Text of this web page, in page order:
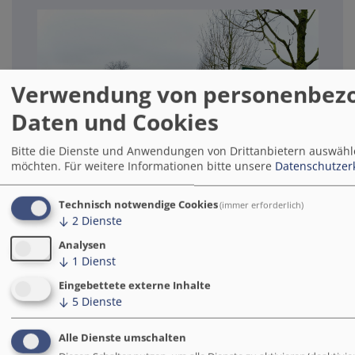
Auch im ländlichen Raum um Utrecht ist die
Fahrradinfrastruktur gut ausgebaut und die
Geschwindigkeiten des motorisierten Individualverkehrs sind
an die Sicherheit angepasst
https://qimby.net/image/Fahrradstra%C3%9Fe-zw.-Utrecht-
Ausblick
Verwendung von
Daten und Cookies
Bitte die Dienste und Anwendungen von Drittanbietern
möchten. Für weitere Informationen bitte unsere
Technisch notwendige Cookies(immer erforderlich)
↓ 2 Dienste
Analysen
↓ 1 Dienst
Eingebettete externe Inhalte
↓ 5 Dienste
Alle Dienste umschalten